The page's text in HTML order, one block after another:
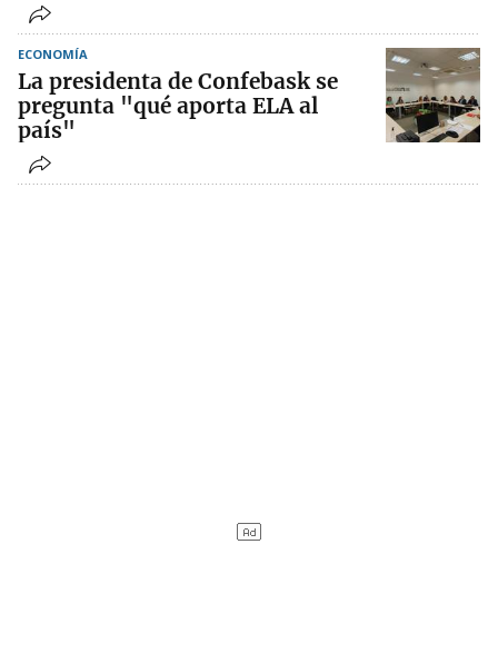
ECONOMÍA
La presidenta de Confebask se
pregunta "qué aporta ELA al
país"